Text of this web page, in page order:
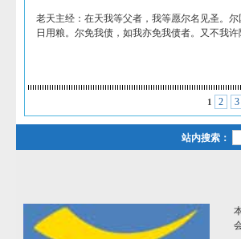
老天主经：在天我等父者，我等愿尔名见圣。
日用粮。尔免我债，如我亦免我债者。又不我
1 2 3
站内搜索：